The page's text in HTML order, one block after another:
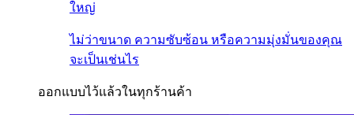
ใหญ่
ไม่ว่าขนาด ความซับซ้อน หรือความมุ่งมั่นของคุณ
จะเป็นเช่นไร
ออกแบบไว้แล้วในทุกร้านค้า